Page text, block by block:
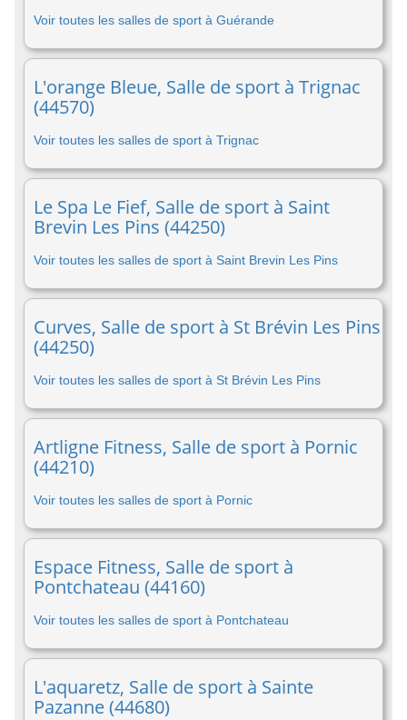
Voir toutes les salles de sport à Guérande
L'orange Bleue, Salle de sport à Trignac
(44570)
Voir toutes les salles de sport à Trignac
Le Spa Le Fief, Salle de sport à Saint
Brevin Les Pins (44250)
Voir toutes les salles de sport à Saint Brevin Les Pins
Curves, Salle de sport à St Brévin Les Pins
(44250)
Voir toutes les salles de sport à St Brévin Les Pins
Artligne Fitness, Salle de sport à Pornic
(44210)
Voir toutes les salles de sport à Pornic
Espace Fitness, Salle de sport à
Pontchateau (44160)
Voir toutes les salles de sport à Pontchateau
L'aquaretz, Salle de sport à Sainte
Pazanne (44680)